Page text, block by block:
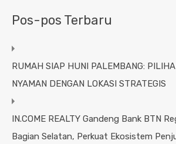
Pos-pos Terbaru
RUMAH SIAP HUNI PALEMBANG:
NYAMAN DENGAN LOKASI STRATEGIS
IN.COME REALTY Gandeng Bank BTN
Bagian Selatan, Perkuat Ekosistem